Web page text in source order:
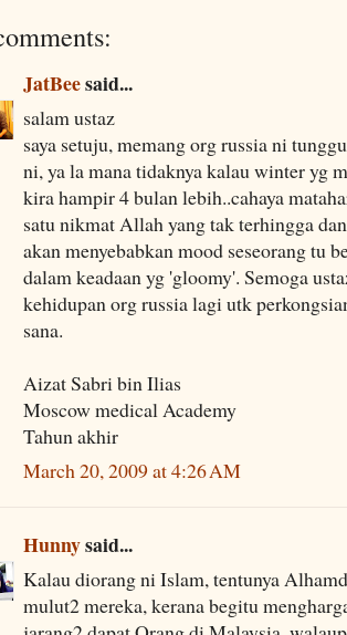
JatBeesaid...
salam ustaz
saya setuju, memang org russia ni
ni, ya la mana tidaknya kalau winter yg
kira hampir 4 bulan lebih..cahaya
satu nikmat Allah yang tak terhingga
akan menyebabkan mood seseorang tu
dalam keadaan yg 'gloomy'. Semoga
kehidupan org russia lagi utk
sana.
Aizat Sabri bin Ilias
Moscow medical Academy
Tahun akhir
March 20, 2009 at 4:26 AM
Hunnysaid...
Kalau diorang ni Islam, tentunya
mulut2 mereka, kerana begitu